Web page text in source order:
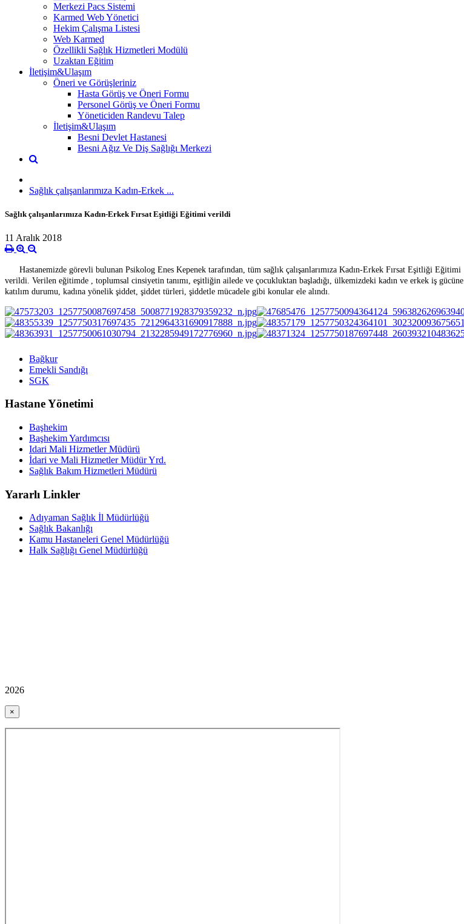
Merkezi Pacs Sistemi
Karmed Web Yönetici
Hekim Çalışma Listesi
Web Karmed
Özellikli Sağlık Hizmetleri Modülü
Uzaktan Eğitim
İletişim&Ulaşım
Öneri ve Görüşleriniz
Hasta Görüş ve Öneri Formu
Personel Görüş ve Öneri Formu
Yöneticiden Randevu Talep
İletişim&Ulaşım
Besni Devlet Hastanesi
Besni Ağız Ve Diş Sağlığı Merkezi
Sağlık çalışanlarımıza Kadın-Erkek ...
Sağlık çalışanlarımıza Kadın-Erkek Fırsat Eşitliği Eğitimi verildi
11 Aralık 2018
Hastanemizde görevli bulunan Psikolog Enes Kepenek tarafından, tüm sağlık çalışanlarımıza Kadın-Erkek Fırsat Eşitliği Eğitimi
verildi. Verilen eğitimde , toplumsal cinsiyetin tanımı, eşitliğin ailede ve çocukluktan başladığı, ülkemizdeki kadın ve erkek iş gücüne
katılım durumu, kadına yönelik şiddet, şiddet türleri, şiddetle mücadele gibi konular ele alındı.
Bağkur
Emekli Sandığı
SGK
Hastane Yönetimi
Başhekim
Başhekim Yardımcısı
Idari Mali Hizmetler Müdürü
İdari ve Mali Hizmetler Müdür Yrd.
Sağlık Bakım Hizmetleri Müdürü
Yararlı Linkler
Adıyaman Sağlık İl Müdürlüğü
Sağlık Bakanlığı
Kamu Hastaneleri Genel Müdürlüğü
Halk Sağlığı Genel Müdürlüğü
2026
×